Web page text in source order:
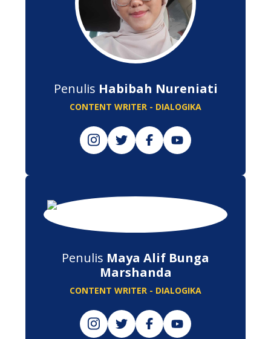
Penulis Habibah Nureniati
CONTENT WRITER - DIALOGIKA
Penulis Maya Alif Bunga
Marshanda
CONTENT WRITER - DIALOGIKA